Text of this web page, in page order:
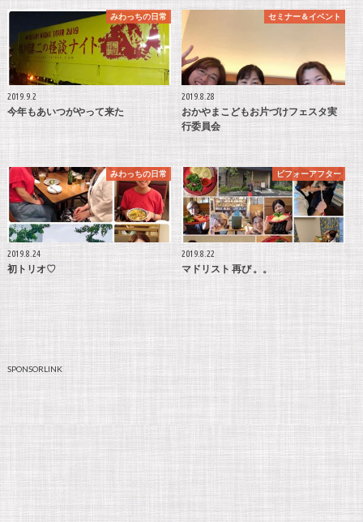
みわっちの日常
2019.9.2
今年もあいつがやって来た
セミナー＆イベント
2019.8.28
おかやまこどもお片づけフェスタ実
行委員会
みわっちの日常
2019.8.24
初トリオ♡
ビフォーアフター
2019.8.22
マドリスト 再び 。。
SPONSORLINK